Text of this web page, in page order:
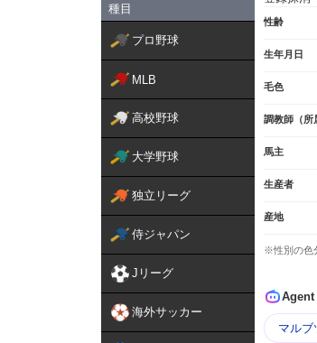
種目
プロ野球
MLB
高校野球
大学野球
独立リーグ
侍ジャパン
Jリーグ
海外サッカー
性齢
生年月日
毛色
調教師（所
馬主
生産者
産地
※性別の色
Agent
マルブ